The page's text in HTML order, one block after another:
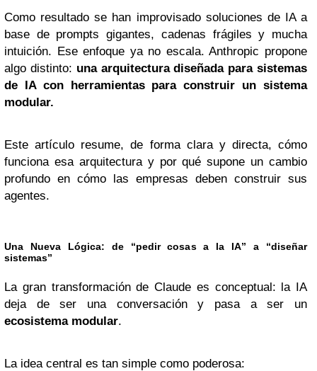
Como resultado se han improvisado soluciones de IA a
base de prompts gigantes, cadenas frágiles y mucha
intuición. Ese enfoque ya no escala. Anthropic propone
algo distinto: una arquitectura diseñada para sistemas
de IA con herramientas para construir un sistema
modular.
Este artículo resume, de forma clara y directa, cómo
funciona esa arquitectura y por qué supone un cambio
profundo en cómo las empresas deben construir sus
agentes.
Una Nueva Lógica: de “pedir cosas a la IA” a “diseñar
sistemas”
La gran transformación de Claude es conceptual: la IA
deja de ser una conversación y pasa a ser un
ecosistema modular.
La idea central es tan simple como poderosa: